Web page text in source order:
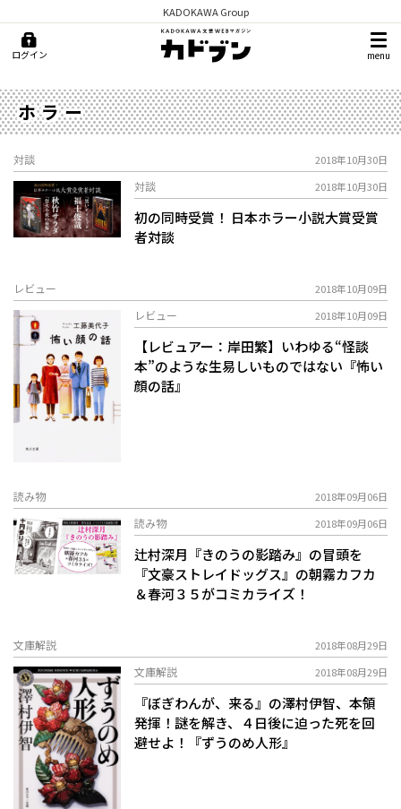
KADOKAWA Group
ログイン menu
ホラー
対談 2018年10月30日
対談 2018年10月30日
初の同時受賞！ 日本ホラー小説大賞受賞
者対談
レビュー 2018年10月09日
レビュー 2018年10月09日
【レビュアー：岸田繁】いわゆる“怪談
本”のような生易しいものではない『怖い
顔の話』
読み物 2018年09月06日
読み物 2018年09月06日
辻村深月『きのうの影踏み』の冒頭を
『文豪ストレイドッグス』の朝霧カフカ
＆春河３５がコミカライズ！
文庫解説 2018年08月29日
文庫解説 2018年08月29日
『ぼぎわんが、来る』の澤村伊智、本領
発揮！謎を解き、４日後に迫った死を回
避せよ！『ずうのめ人形』